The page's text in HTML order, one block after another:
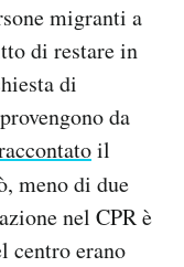
migranti a
di restare in
di
da
il
meno di due
nel CPR è
centro erano